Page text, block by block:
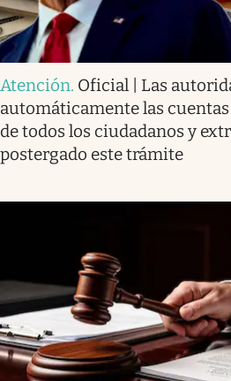
Atención. Oficial | Las
automáticamente las
de todos los ciudadanos y
postergado este trámite